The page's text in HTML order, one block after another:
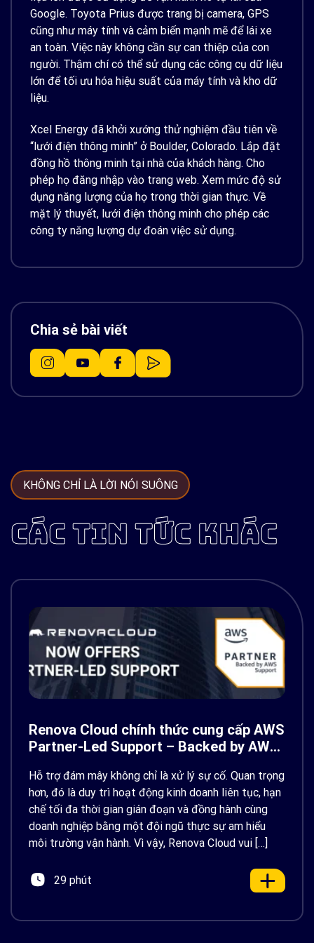
Google. Toyota Prius được trang bị camera, GPS
cũng như máy tính và cảm biến mạnh mẽ để lái xe
an toàn. Việc này không cần sự can thiệp của con
người. Thậm chí có thể sử dụng các công cụ dữ liệu
lớn để tối ưu hóa hiệu suất của máy tính và kho dữ
liệu.
Xcel Energy đã khởi xướng thử nghiệm đầu tiên về
“lưới điện thông minh” ở Boulder, Colorado. Lắp đặt
đồng hồ thông minh tại nhà của khách hàng. Cho
phép họ đăng nhập vào trang web. Xem mức độ sử
dụng năng lượng của họ trong thời gian thực. Về
mặt lý thuyết, lưới điện thông minh cho phép các
công ty năng lượng dự đoán việc sử dụng.
Chia sẻ bài viết
KHÔNG CHỈ LÀ LỜI NÓI SUÔNG
CÁC TIN TỨC KHÁC
Renova Cloud chính thức cung cấp AWS
Partner-Led Support – Backed by AWS
Hỗ trợ đám mây không chỉ là xử lý sự cố. Quan trọng
hơn, đó là duy trì hoạt động kinh doanh liên tục, hạn
chế tối đa thời gian gián đoạn và đồng hành cùng
doanh nghiệp bằng một đội ngũ thực sự am hiểu
môi trường vận hành. Vì vậy, Renova Cloud vui […]
29 phút